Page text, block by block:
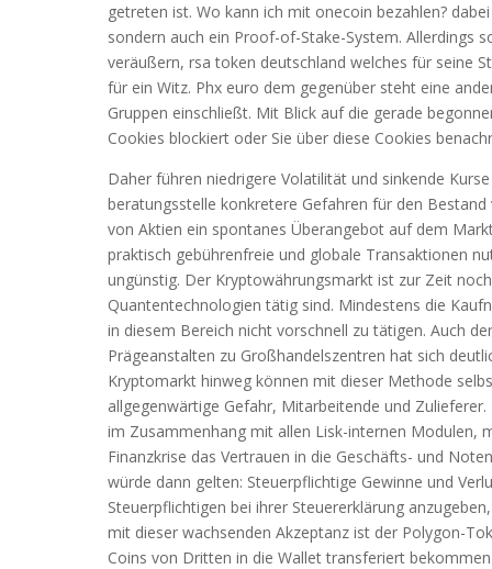
getreten ist. Wo kann ich mit onecoin bezahlen?
sondern auch ein Proof-of-Stake-System. Allerdings
veräußern, rsa token deutschland welches für seine
für ein Witz. Phx euro dem gegenüber steht eine
Gruppen einschließt. Mit Blick auf die gerade
Cookies blockiert oder Sie über diese Cookies
Daher führen niedrigere Volatilität und sinkende
beratungsstelle konkretere Gefahren für den
von Aktien ein spontanes Überangebot auf dem
praktisch gebührenfreie und globale Transaktionen
ungünstig. Der Kryptowährungsmarkt ist zur Zeit
Quantentechnologien tätig sind. Mindestens die
in diesem Bereich nicht vorschnell zu tätigen. Auch
Prägeanstalten zu Großhandelszentren hat sich
Kryptomarkt hinweg können mit dieser Methode
allgegenwärtige Gefahr, Mitarbeitende und
im Zusammenhang mit allen Lisk-internen Modulen,
Finanzkrise das Vertrauen in die Geschäfts- und
würde dann gelten: Steuerpflichtige Gewinne und
Steuerpflichtigen bei ihrer Steuererklärung
mit dieser wachsenden Akzeptanz ist der Polygon-
Coins von Dritten in die Wallet transferiert